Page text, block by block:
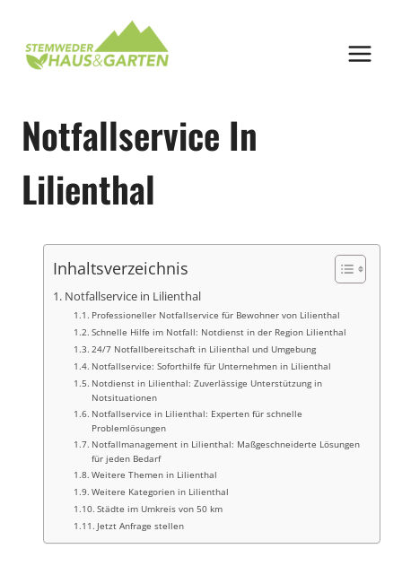
springen
Notfallservice In
Lilienthal
Inhaltsverzeichnis
Notfallservice in Lilienthal
Professioneller Notfallservice für Bewohner von Lilienthal
Schnelle Hilfe im Notfall: Notdienst in der Region Lilienthal
24/7 Notfallbereitschaft in Lilienthal und Umgebung
Notfallservice: Soforthilfe für Unternehmen in Lilienthal
Notdienst in Lilienthal: Zuverlässige Unterstützung in
Notsituationen
Notfallservice in Lilienthal: Experten für schnelle
Problemlösungen
Notfallmanagement in Lilienthal: Maßgeschneiderte Lösungen
für jeden Bedarf
Weitere Themen in Lilienthal
Weitere Kategorien in Lilienthal
Städte im Umkreis von 50 km
Jetzt Anfrage stellen